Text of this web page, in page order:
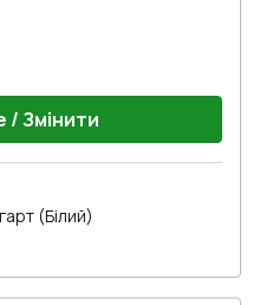
/ Змінити
(Білий)